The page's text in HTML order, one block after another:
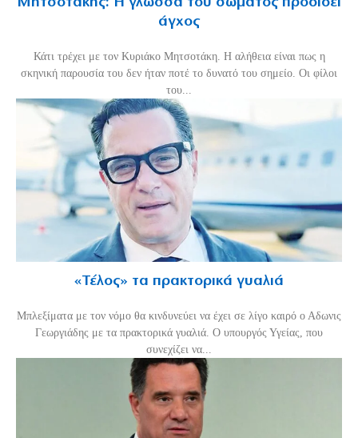
άγχος
Κάτι τρέχει με τον Κυριάκο Μητσοτάκη. Η αλήθεια είναι πως η
σκηνική παρουσία του δεν ήταν ποτέ το δυνατό του σημείο. Οι φίλοι
του...
«Τέλος» τα πρακτορικά γυαλιά
Μπλεξίματα με τον νόμο θα κινδυνεύει να έχει σε λίγο καιρό ο Αδωνις
Γεωργιάδης με τα πρακτορικά γυαλιά. Ο υπουργός Υγείας, που
συνεχίζει να...